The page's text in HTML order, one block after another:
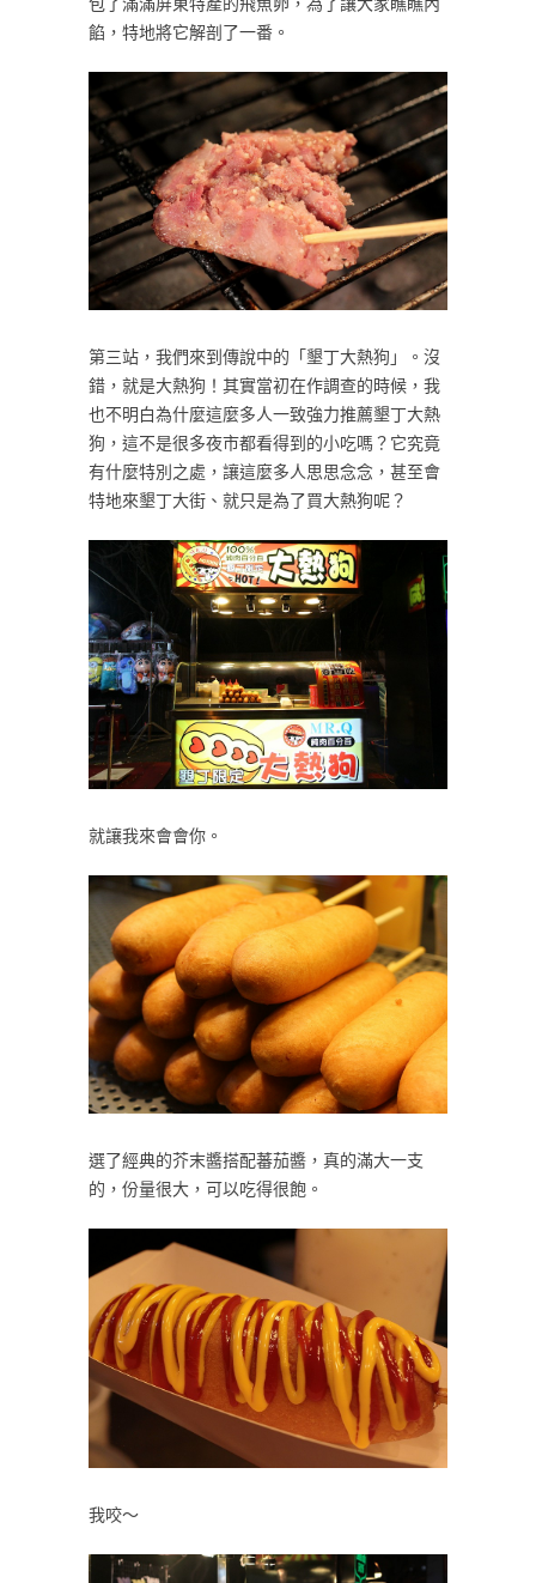
包了滿滿屏東特產的飛魚卵，為了讓大家瞧瞧內
餡，特地將它解剖了一番。
第三站，我們來到傳說中的「墾丁大熱狗」。沒
錯，就是大熱狗！其實當初在作調查的時候，我
也不明白為什麼這麼多人一致強力推薦墾丁大熱
狗，這不是很多夜市都看得到的小吃嗎？它究竟
有什麼特別之處，讓這麼多人思思念念，甚至會
特地來墾丁大街、就只是為了買大熱狗呢？
就讓我來會會你。
選了經典的芥末醬搭配蕃茄醬，真的滿大一支
的，份量很大，可以吃得很飽。
我咬～